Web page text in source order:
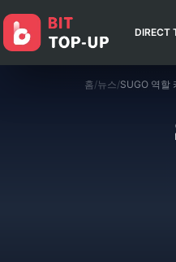
DIRECT
홈/뉴스/SUGO 역할